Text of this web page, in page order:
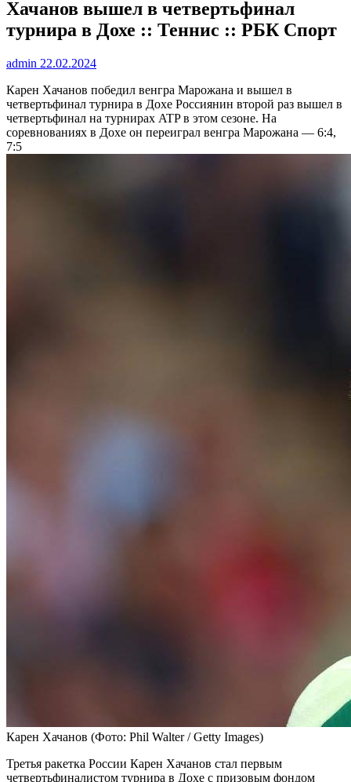
Хачанов вышел в четвертьфинал
турнира в Дохе :: Теннис :: РБК Спорт
admin 22.02.2024
Карен Хачанов победил венгра Марожана и вышел в
четвертьфинал турнира в Дохе Россиянин второй раз вышел в
четвертьфинал на турнирах ATP в этом сезоне. На
соревнованиях в Дохе он переиграл венгра Марожана — 6:4,
7:5
Карен Хачанов (Фото: Phil Walter / Getty Images)
Третья ракетка России Карен Хачанов стал первым
четвертьфиналистом турнира в Дохе с призовым фондом